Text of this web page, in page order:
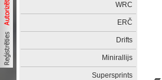
WRC
ERČ
Drifts
Minirallijs
Supersprints